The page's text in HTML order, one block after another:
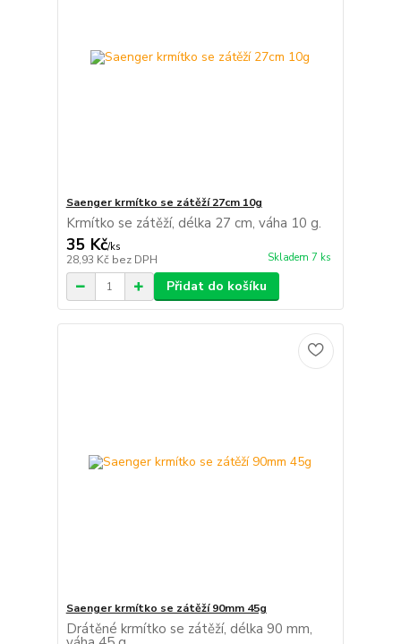
Saenger krmítko se zátěží 27cm 10g
Krmítko se zátěží, délka 27 cm, váha 10 g.
35 Kč/ks
28,93 Kč bez DPH Skladem 7 ks
Přidat do košíku
Saenger krmítko se zátěží 90mm 45g
Drátěné krmítko se zátěží, délka 90 mm,